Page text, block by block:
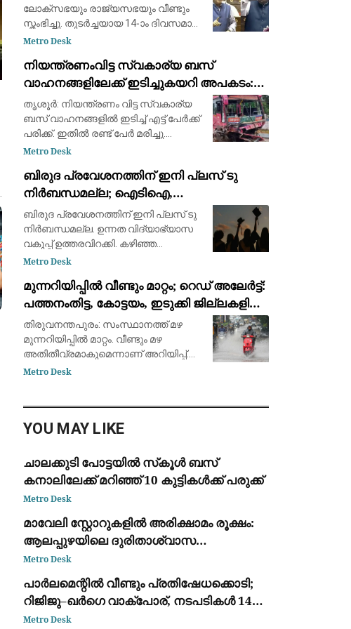
ലോക്സഭയും രാജ്യസഭയും വീണ്ടും
സ്തംഭിച്ചു. തുടർച്ചയായ 14-ാം ദിവസമാണ്
പാർലമെന്റ് നടപടികൾ തടസ്സപ്പെടുന്നത്.
നടപടിയിൽ കേന്ദ്ര ആഭ്യന്തരമന്ത്രി
അമിത് ഷായുടെ മ
Metro Desk
നിയന്ത്രണംവിട്ട സ്വകാര്യ ബസ്
വാഹനങ്ങളിലേക്ക് ഇടിച്ചുകയറി അപകടം:
രണ്ടു മരണം, എട്ട് പേർക്ക് പരിക്ക്
തൃശൂര്‍: നിയന്ത്രണം വിട്ട സ്വകാര്യ
ബസ് വാഹനങ്ങളില്‍ ഇടിച്ച് എട്ട് പേര്‍ക്ക്
പരിക്ക്. ഇതില്‍ രണ്ട് പേർ മരിച്ചു.
കാറിലും ബൈക്കിൽ സഞ്ചരിച്ചവരാണ്
കുന്നംകുളം പാറേമ്പാടത്ത
Metro Desk
ബിരുദ പ്രവേശനത്തിന് ഇനി പ്ലസ് ടു
നിർബന്ധമല്ല; ഐടിഐ,
ഡിപ്ലോമക്കാർക്കും അവസരം നൽകി
ഉന്നത വിദ്യാഭ്യാസ വകുപ്പ് ഉത്തരവിറക്കി
ബിരുദ പ്രവേശനത്തിന് ഇനി പ്ലസ് ടു
നിർബന്ധമല്ല. ഉന്നത വിദ്യാഭ്യാസ
വകുപ്പ് ഉത്തരവിറക്കി. കഴിഞ്ഞ
സർക്കാറിന്റെ കാലത്ത് നൽകിയ
പത്താം ക്ലാസ് കഴിഞ്ഞ് ഐടിഐ/
ഡിപ്ലോമ/ മറ്റു ഭാഷ കോ
Metro Desk
മുന്നറിയിപ്പില്‍ വീണ്ടും മാറ്റം; റെഡ് അലേർട്ട്:
പത്തനംതിട്ട, കോട്ടയം, ഇടുക്കി ജില്ലകളില്‍
അതിതീവ്രമാകും
തിരുവനന്തപുരം: സംസ്ഥാനത്ത് മഴ
മുന്നറിയിപ്പില്‍ മാറ്റം. വീണ്ടും മഴ
അതിതീവ്രമാകുമെന്നാണ് അറിയിപ്പ്.
മൂന്ന് ജില്ലകള്‍ക്കാണ് റെഡ് അലേര്‍ട്ട്
Metro Desk
YOU MAY LIKE
ചാലക്കുടി പോട്ടയില്‍ സ്‌കൂള്‍ ബസ്
കനാലിലേക്ക് മറിഞ്ഞ് 10 കുട്ടികള്‍ക്ക് പരുക്ക്
Metro Desk
മാവേലി സ്റ്റോറുകളിൽ അരിക്ഷാമം രൂക്ഷം:
ആലപ്പുഴയിലെ ദുരിതാശ്വാസ
ക്യാമ്പുകളുടെ പ്രവർത്തനം
പ്രതിസന്ധിയിൽ
Metro Desk
പാർലമെന്റിൽ വീണ്ടും പ്രതിഷേധക്കൊടി;
റിജിജു–ഖർഗെ വാക്പോര്, നടപടികൾ 14-ാം
ദിവസവും സ്തംഭിച്ചു
Metro Desk